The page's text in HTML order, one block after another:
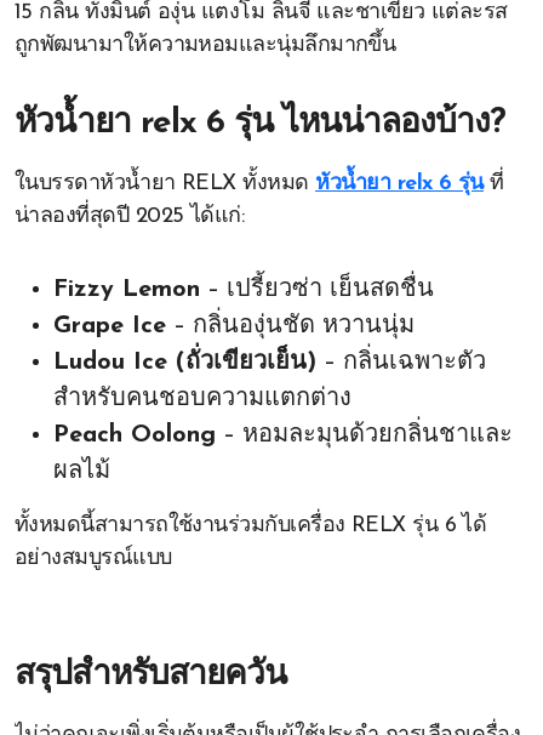
15 กลิ่น ทั้งมิ้นต์ องุ่น แตงโม ลิ้นจี่ และชาเขียว แต่ละรส
ถูกพัฒนามาให้ความหอมและนุ่มลึกมากขึ้น
หัวน้ำยา relx 6 รุ่น ไหนน่าลองบ้าง?
ในบรรดาหัวน้ำยา RELX ทั้งหมด หัวน้ำยา relx 6 รุ่นที่
น่าลองที่สุดปี 2025 ได้แก่:
Fizzy Lemon – เปรี้ยวซ่า เย็นสดชื่น
Grape Ice – กลิ่นองุ่นชัด หวานนุ่ม
Ludou Ice (ถั่วเขียวเย็น) – กลิ่นเฉพาะตัว
สำหรับคนชอบความแตกต่าง
Peach Oolong – หอมละมุนด้วยกลิ่นชาและ
ผลไม้
ทั้งหมดนี้สามารถใช้งานร่วมกับเครื่อง RELX รุ่น 6 ได้
อย่างสมบูรณ์แบบ
สรุปสำหรับสายควัน